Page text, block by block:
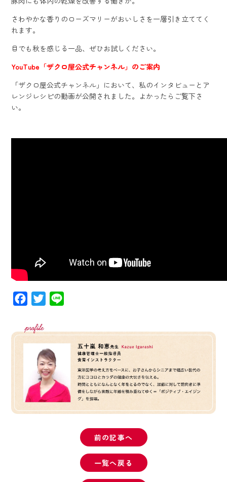
さわやかな香りのローズマリーがおいしさを一層引き立ててく
れます。
目でも秋を感じる一品、ぜひお試しください。
YouTube「ザクロ屋公式チャンネル」のご案内
「ザクロ屋公式チャンネル」において、私のインタビューとア
レンジレシピの動画が公開されました。よかったらご覧下さ
い。
Facebook
Twitter
前の記事へ
一覧へ戻る